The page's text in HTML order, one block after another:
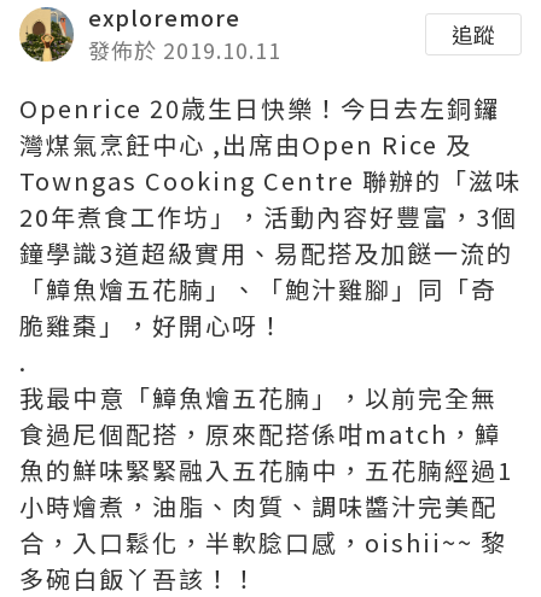
exploremore
發佈於 2019.10.11
追蹤
Openrice 20歳生日快樂！今日去左銅鑼
灣煤氣烹飪中心 ,出席由Open Rice 及
Towngas Cooking Centre 聯辦的「滋味
20年煮食工作坊」，活動內容好豐富，3個
鐘學識3道超級實用、易配搭及加餸一流的
「鱆魚燴五花腩」、「鮑汁雞腳」同「奇
脆雞棗」，好開心呀！
.
我最中意「鱆魚燴五花腩」，以前完全無
食過尼個配搭，原來配搭係咁match，鱆
魚的鮮味緊緊融入五花腩中，五花腩經過1
小時燴煮，油脂、肉質、調味醬汁完美配
合，入口鬆化，半軟腍口感，oishii~~ 黎
多碗白飯丫吾該！！